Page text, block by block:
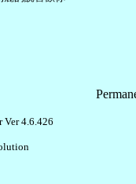
Ver 4.6.426